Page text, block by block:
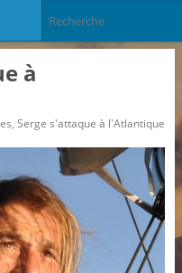
à
Serge s'attaque à l'Atlantique